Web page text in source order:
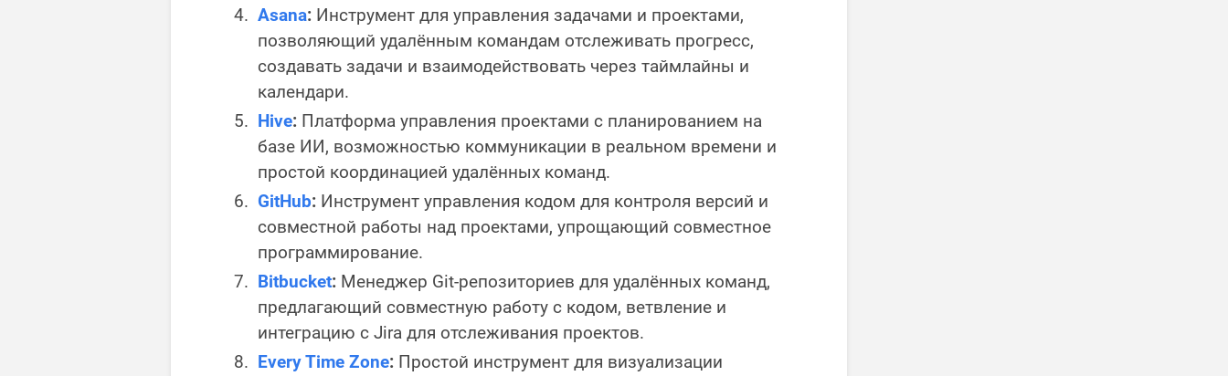
Asana: Инструмент для управления задачами и проектами,
позволяющий удалённым командам отслеживать прогресс,
создавать задачи и взаимодействовать через таймлайны и
календари.
Hive: Платформа управления проектами с планированием на
базе ИИ, возможностью коммуникации в реальном времени и
простой координацией удалённых команд.
GitHub: Инструмент управления кодом для контроля версий и
совместной работы над проектами, упрощающий совместное
программирование.
Bitbucket: Менеджер Git-репозиториев для удалённых команд,
предлагающий совместную работу с кодом, ветвление и
интеграцию с Jira для отслеживания проектов.
Every Time Zone: Простой инструмент для визуализации